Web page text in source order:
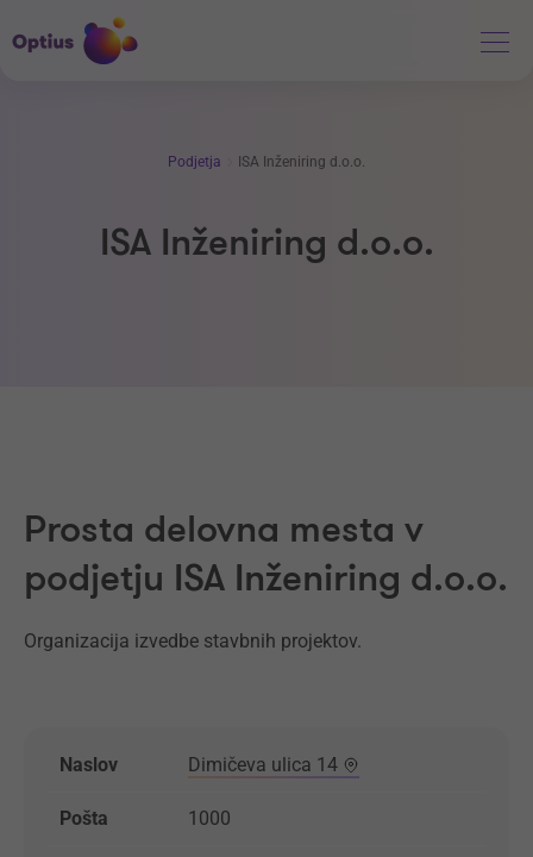
Podjetja ISA Inženiring d.o.o.
ISA Inženiring d.o.o.
Prosta delovna mesta v
podjetju ISA Inženiring d.o.o.
Organizacija izvedbe stavbnih projektov.
Naslov Dimičeva ulica 14
Pošta 1000